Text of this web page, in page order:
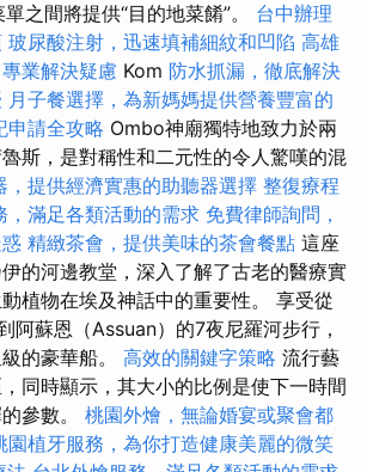
之間將提供“目的地菜餚”。 台中辦理
玻尿酸注射，迅速填補細紋和凹陷 高雄
業解決疑慮 Kom 防水抓漏，徹底解決
月子餐選擇，為新媽媽提供營養豐富的
申請全攻略 Ombo神廟獨特地致力於兩
斯，是對稱性和二元性的令人驚嘆的混
，提供經濟實惠的助聽器選擇 整復療程
，滿足各類活動的需求 免費律師詢問，
精緻茶會，提供美味的茶會餐點 這座
的河邊教堂，深入了解了古老的醫療實
植物在埃及神話中的重要性。 享受從
阿蘇恩（Assuan）的7夜尼羅河步行，
的豪華船。 高效的關鍵字策略 流行藝
同時顯示，其大小的比例是使下一時間
參數。 桃園外燴，無論婚宴或聚會都
園植牙服務，為你打造健康美麗的微笑